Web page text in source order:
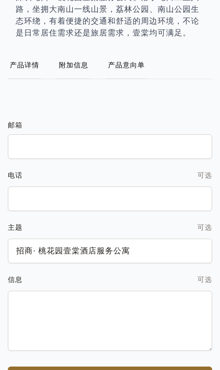
路，坐拥大南山一线山景，荔林公园、南山公园生
态环绕，有着便捷的交通和舒适的周边环境，不论
是日常居住需求还是旅居需求，壹棠均可满足。
产品详情 附加信息 产品意向单
邮箱
电话 可选
主题 可选
信息 可选